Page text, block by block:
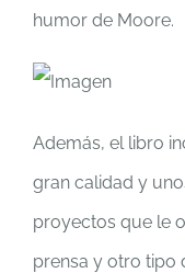
humor de Moore.
Además, el libro
gran calidad y
proyectos que le
prensa y otro tipo